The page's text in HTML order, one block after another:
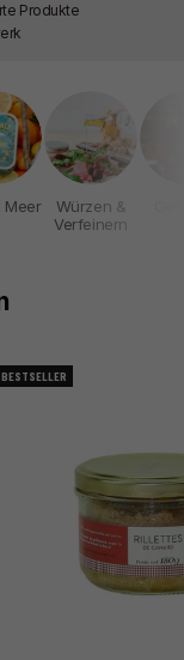
Produkte
Meer
Würzen &
Verfeinern
BESTSELLER